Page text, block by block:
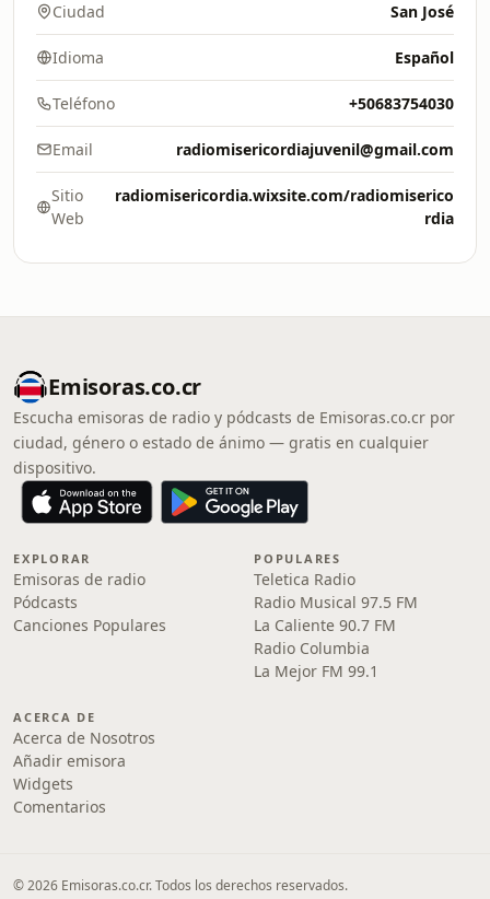
Ciudad San José
Idioma Español
Teléfono +50683754030
Email radiomisericordiajuvenil@gmail.com
Sitio
Web
radiomisericordia.wixsite.com/radiomiserico
rdia
Emisoras.co.cr
Escucha emisoras de radio y pódcasts de Emisoras.co.cr por
ciudad, género o estado de ánimo — gratis en cualquier
dispositivo.
EXPLORAR
Emisoras de radio
Pódcasts
Canciones Populares
POPULARES
Teletica Radio
Radio Musical 97.5 FM
La Caliente 90.7 FM
Radio Columbia
La Mejor FM 99.1
ACERCA DE
Acerca de Nosotros
Añadir emisora
Widgets
Comentarios
© 2026 Emisoras.co.cr. Todos los derechos reservados.